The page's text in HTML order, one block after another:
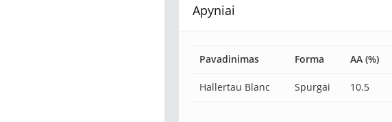
Apyniai
Pavadinimas Forma AA (%)
Hallertau Blanc Spurgai 10.5